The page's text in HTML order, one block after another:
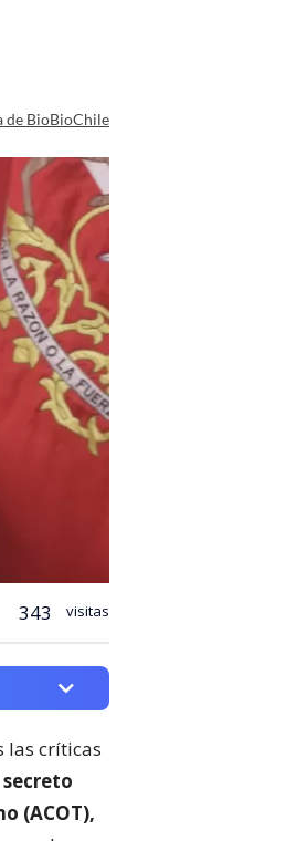
de BioBioChile
343 visitas
las críticas
(ACOT),